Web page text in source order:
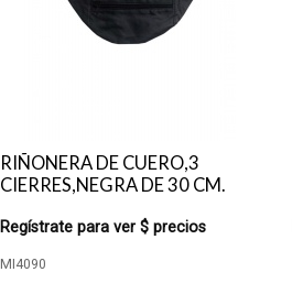
RIÑONERA DE CUERO,3
CIERRES,NEGRA DE 30 CM.
Regístrate para ver $ precios
MI4090